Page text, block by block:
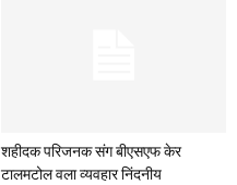
शहीदक परिजनक संग बीएसएफ केर
टालमटोल वला व्यवहार निंदनीय